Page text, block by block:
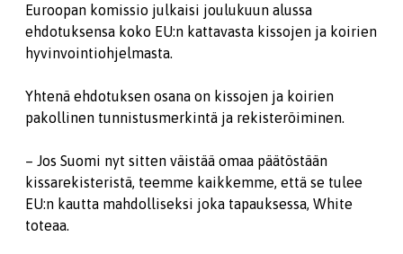
Euroopan komissio julkaisi joulukuun alussa
ehdotuksensa koko EU:n kattavasta kissojen ja koirien
hyvinvointiohjelmasta.
Yhtenä ehdotuksen osana on kissojen ja koirien
pakollinen tunnistusmerkintä ja rekisteröiminen.
– Jos Suomi nyt sitten väistää omaa päätöstään
kissarekisteristä, teemme kaikkemme, että se tulee
EU:n kautta mahdolliseksi joka tapauksessa, White
toteaa.